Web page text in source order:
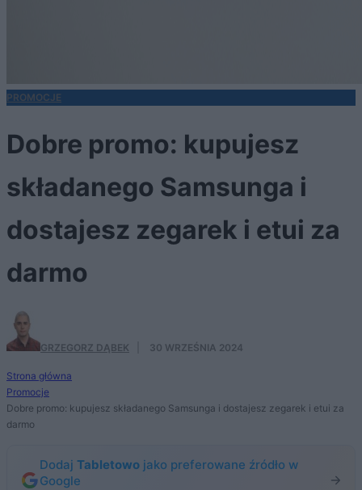
PROMOCJE
Dobre promo: kupujesz
składanego Samsunga i
dostajesz zegarek i etui za
darmo
GRZEGORZ DĄBEK 30 WRZEŚNIA 2024
Strona główna
Promocje
Dobre promo: kupujesz składanego Samsunga i dostajesz zegarek i etui za
darmo
Dodaj Tabletowo jako preferowane źródło w
Google